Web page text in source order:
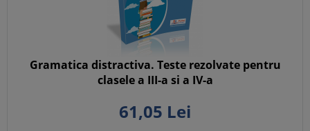
Gramatica distractiva. Teste rezolvate pentru
clasele a III-a si a IV-a
61,05 Lei